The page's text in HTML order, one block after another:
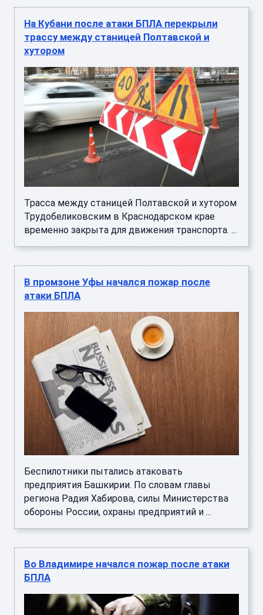
На Кубани после атаки БПЛА перекрыли
трассу между станицей Полтавской и
хутором
Трасса между станицей Полтавской и хутором
Трудобеликовским в Краснодарском крае
временно закрыта для движения транспорта. ...
В промзоне Уфы начался пожар после
атаки БПЛА
Беспилотники пытались атаковать
предприятия Башкирии. По словам главы
региона Радия Хабирова, силы Министерства
обороны России, охраны предприятий и ...
Во Владимире начался пожар после атаки
БПЛА